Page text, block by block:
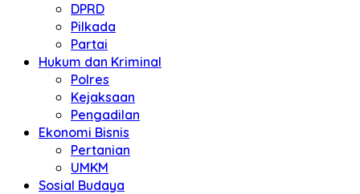
DPRD
Pilkada
Partai
Hukum dan Kriminal
Polres
Kejaksaan
Pengadilan
Ekonomi Bisnis
Pertanian
UMKM
Sosial Budaya